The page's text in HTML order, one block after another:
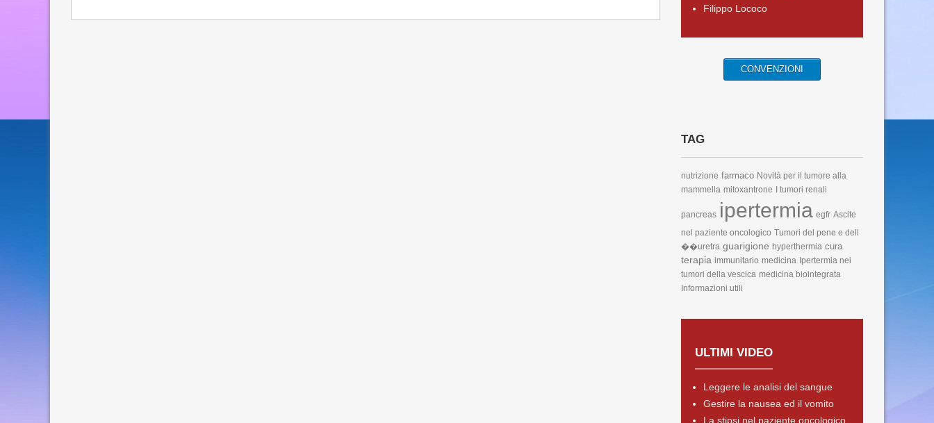
Filippo Lococo
CONVENZIONI
TAG
nutrizione farmaco Novità per il tumore alla
mammella mitoxantrone I tumori renali
pancreas ipertermia egfr Ascite
nel paziente oncologico Tumori del pene e dell
��uretra guarigione hyperthermia cura
terapia immunitario medicina Ipertermia nei
tumori della vescica medicina biointegrata
Informazioni utili
ULTIMI VIDEO
Leggere le analisi del sangue
Gestire la nausea ed il vomito
La stipsi nel paziente oncologico